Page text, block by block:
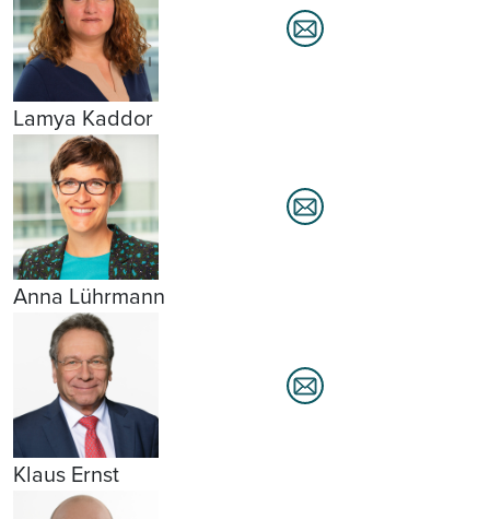
Lamya Kaddor
Anna Lührmann
Klaus Ernst